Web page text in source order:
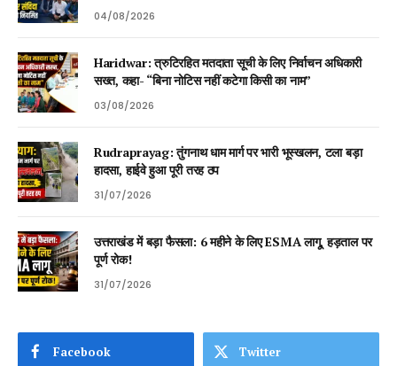
04/08/2026
Haridwar: त्रुटिरहित मतदाता सूची के लिए निर्वाचन अधिकारी
सख्त, कहा- “बिना नोटिस नहीं कटेगा किसी का नाम”
03/08/2026
Rudraprayag: तुंगनाथ धाम मार्ग पर भारी भूस्खलन, टला बड़ा
हादसा, हाईवे हुआ पूरी तरह ठप
31/07/2026
उत्तराखंड में बड़ा फैसला: 6 महीने के लिए ESMA लागू, हड़ताल पर
पूर्ण रोक!
31/07/2026
Facebook Twitter